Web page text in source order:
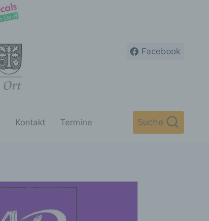
Facebook
Kontakt Termine Suche